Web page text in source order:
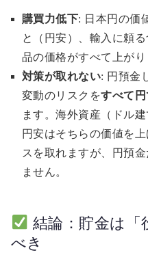
購買力低下: 日本円の価
と（円安）、輸入に頼
品の価格がすべて上がり
対策が取れない: 円預金
変動のリスクをすべて
ます。海外資産（ドル
円安はそちらの価値を
スを取れますが、円預
ません。
結論：貯金は「
べき